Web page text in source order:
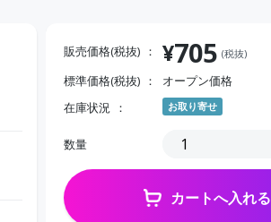
販売価格(税抜) ¥705 (税抜)
標準価格(税抜)
オープン価格
在庫状況
お取り寄せ
数量
カートへ入れる